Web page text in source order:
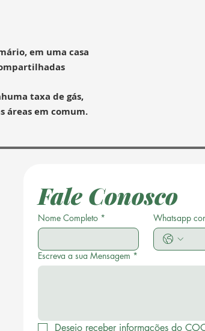
em uma casa
taxa de gás,
áreas em comum.
Fale Conosco
Nome Completo * Whatsapp
Escreva a sua Mensagem *
Desejo receber informações do